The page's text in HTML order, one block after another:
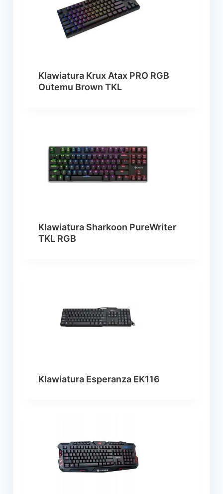
Klawiatura Krux Atax PRO RGB
Outemu Brown TKL
Klawiatura Sharkoon PureWriter
TKL RGB
Klawiatura Esperanza EK116